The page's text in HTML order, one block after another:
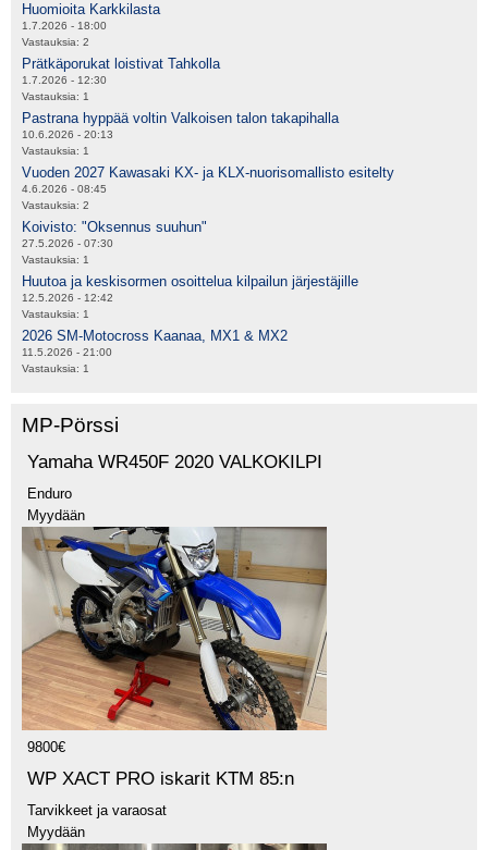
Huomioita Karkkilasta
1.7.2026 - 18:00
Vastauksia: 2
Prätkäporukat loistivat Tahkolla
1.7.2026 - 12:30
Vastauksia: 1
Pastrana hyppää voltin Valkoisen talon takapihalla
10.6.2026 - 20:13
Vastauksia: 1
Vuoden 2027 Kawasaki KX- ja KLX-nuorisomallisto esitelty
4.6.2026 - 08:45
Vastauksia: 2
Koivisto: "Oksennus suuhun"
27.5.2026 - 07:30
Vastauksia: 1
Huutoa ja keskisormen osoittelua kilpailun järjestäjille
12.5.2026 - 12:42
Vastauksia: 1
2026 SM-Motocross Kaanaa, MX1 & MX2
11.5.2026 - 21:00
Vastauksia: 1
MP-Pörssi
Yamaha WR450F 2020 VALKOKILPI
Enduro
Myydään
9800€
WP XACT PRO iskarit KTM 85:n
Tarvikkeet ja varaosat
Myydään